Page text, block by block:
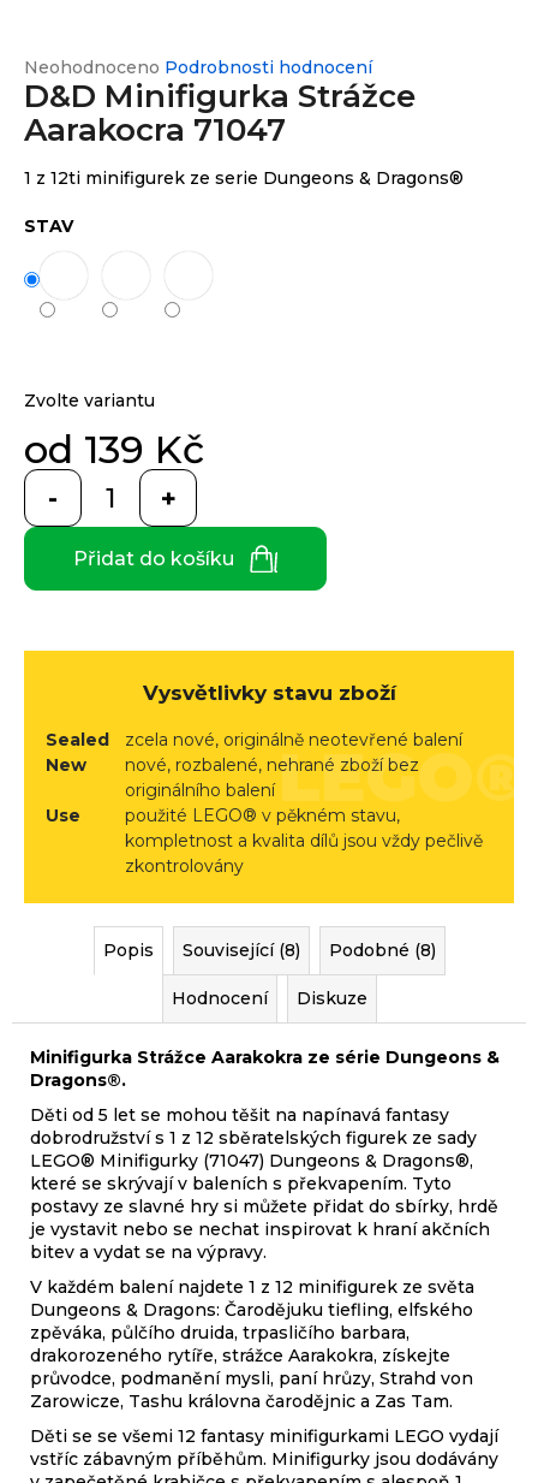
Custom
print
Měna
CZK
EUR
Přihlášení
Průměrné
hodnocení
produktu
je
z
hvězdiček.
Neohodnoceno Podrobnosti hodnocení
D&D Minifigurka Strážce
Aarakocra 71047
1 z 12ti minifigurek ze serie Dungeons & Dragons®
STAV
Zvolte variantu
od 139 Kč
Měrná
cena:
Přidat do košíku
Vysvětlivky stavu zboží
Sealed
zcela nové, originálně neotevřené balení
New
nové, rozbalené, nehrané zboží bez
originálního balení
Use
použité LEGO® v pěkném stavu,
kompletnost a kvalita dílů jsou vždy pečlivě
zkontrolovány
Popis Související (8) Podobné (8)
Hodnocení Diskuze
Minifigurka Strážce Aarakokra ze série Dungeons &
Dragons®.
Děti od 5 let se mohou těšit na napínavá fantasy
dobrodružství s 1 z 12 sběratelských figurek ze sady
LEGO® Minifigurky (71047) Dungeons & Dragons®,
které se skrývají v baleních s překvapením. Tyto
postavy ze slavné hry si můžete přidat do sbírky, hrdě
je vystavit nebo se nechat inspirovat k hraní akčních
bitev a vydat se na výpravy.
V každém balení najdete 1 z 12 minifigurek ze světa
Dungeons & Dragons: Čarodějuku tiefling, elfského
zpěváka, půlčího druida, trpasličího barbara,
drakorozeného rytíře, strážce Aarakokra, získejte
průvodce, podmanění mysli, paní hrůzy, Strahd von
Zarowicze, Tashu královna čarodějnic a Zas Tam.
Děti se se všemi 12 fantasy minifigurkami LEGO vydají
vstříc zábavným příběhům. Minifigurky jsou dodávány
a
j
í
t
D
o
o
u
m